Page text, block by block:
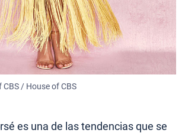
/ House of CBS
es una de las tendencias que se